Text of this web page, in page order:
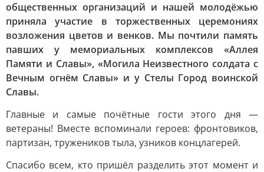
общественных организаций и нашей молодёжью
приняла участие в торжественных церемониях
возложения цветов и венков. Мы почтили память
павших у мемориальных комплексов «Аллея
Памяти и Славы», «Могила Неизвестного солдата с
Вечным огнём Славы» и у Стелы Город воинской
Славы.
Главные и самые почётные гости этого дня —
ветераны! Вместе вспоминали героев: фронтовиков,
партизан, тружеников тыла, узников концлагерей.
Спасибо всем, кто пришёл разделить этот момент и